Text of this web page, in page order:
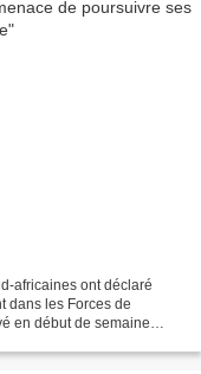
africaines ont déclaré
dans les Forces de
en début de semaine